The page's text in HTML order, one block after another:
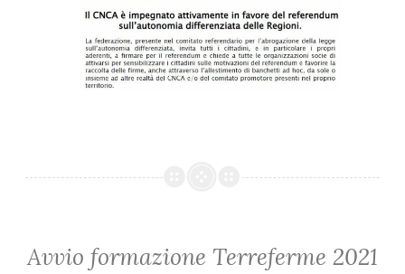
Avvio formazione Terreferme 2021